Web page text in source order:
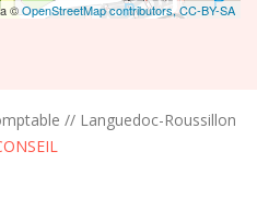
©OpenStreetMap contributors,CC-BY-SA
// Languedoc-Roussillon